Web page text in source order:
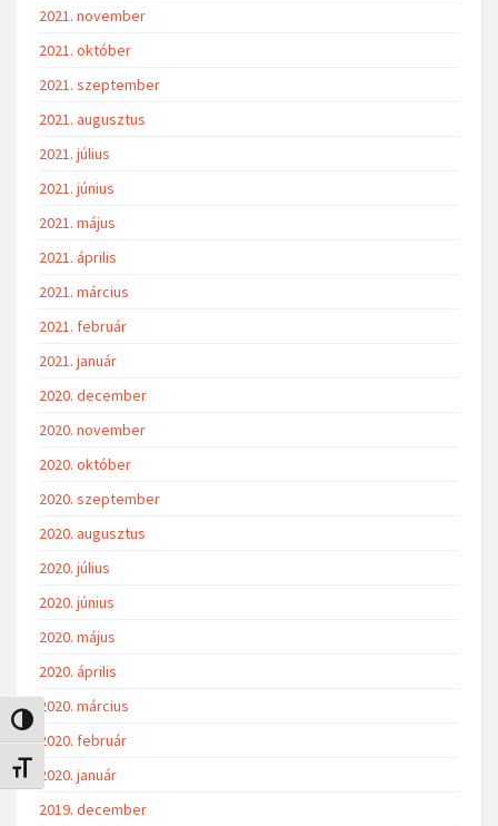
Nagy kontraszt váltása
Betűméret váltása
2021. november
2021. október
2021. szeptember
2021. augusztus
2021. július
2021. június
2021. május
2021. április
2021. március
2021. február
2021. január
2020. december
2020. november
2020. október
2020. szeptember
2020. augusztus
2020. július
2020. június
2020. május
2020. április
2020. március
2020. február
2020. január
2019. december